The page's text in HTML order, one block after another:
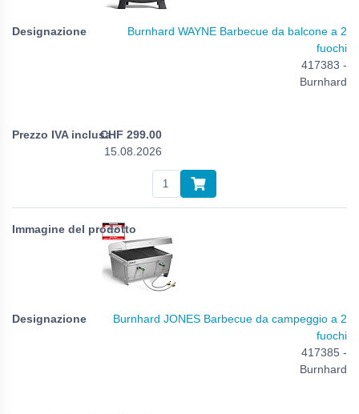
Burnhard WAYNE Barbecue da balcone a 2
fuochi
417383 -
Burnhard
CHF 299.00
15.08.2026
Burnhard JONES Barbecue da campeggio a 2
fuochi
417385 -
Burnhard